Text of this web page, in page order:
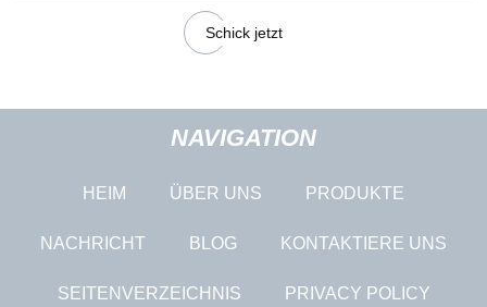
Schick jetzt
NAVIGATION
HEIM ÜBER UNS PRODUKTE
NACHRICHT BLOG KONTAKTIERE UNS
SEITENVERZEICHNIS PRIVACY POLICY